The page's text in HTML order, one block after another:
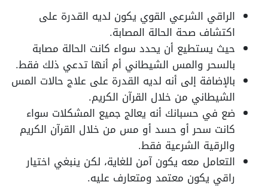
الراقي الشرعي القوي يكون لديه القدرة على
اكتشاف صحة الحالة المصابة.
حيث يستطيع أن يحدد سواء كانت الحالة مصابة
بالسحر والمس الشيطاني أم أنها تدعي ذلك فقط.
بالإضافة إلى أنه لديه القدرة على علاج حالات المس
الشيطاني من خلال القرآن الكريم.
ضع في حسبانك أنه يعالج جميع المشكلات سواء
كانت سحر أو حسد أو مس من خلال القرآن الكريم
والرقية الشرعية فقط.
التعامل معه يكون آمن للغاية، لكن ينبغي اختيار
راقي يكون معتمد ومتعارف عليه.